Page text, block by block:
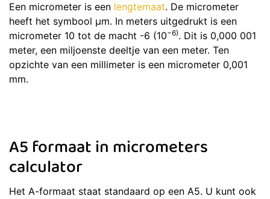
Een micrometer is een lengtemaat. De micrometer
heeft het symbool μm. In meters uitgedrukt is een
micrometer 10 tot de macht -6 (10−6). Dit is 0,000 001
meter, een miljoenste deeltje van een meter. Ten
opzichte van een millimeter is een micrometer 0,001
mm.
A5 formaat in micrometers
calculator
Het A-formaat staat standaard op een A5. U kunt ook